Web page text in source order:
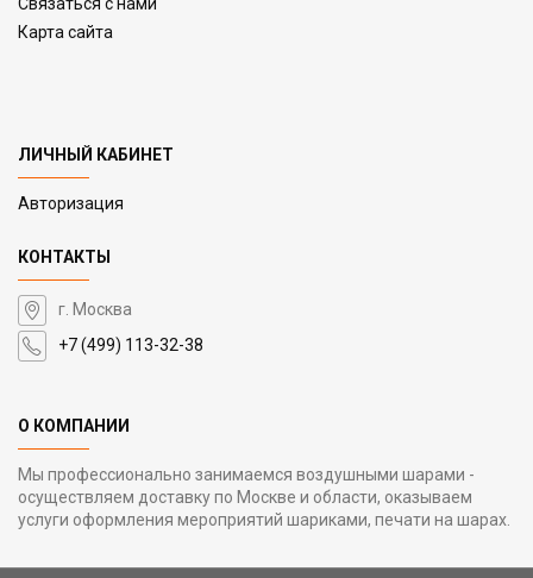
Карта сайта
ЛИЧНЫЙ КАБИНЕТ
Авторизация
КОНТАКТЫ
г. Москва
+7 (499) 113-32-38
О КОМПАНИИ
Мы профессионально занимаемся воздушными шарами -
осуществляем доставку по Москве и области, оказываем
услуги оформления мероприятий шариками, печати на шарах.